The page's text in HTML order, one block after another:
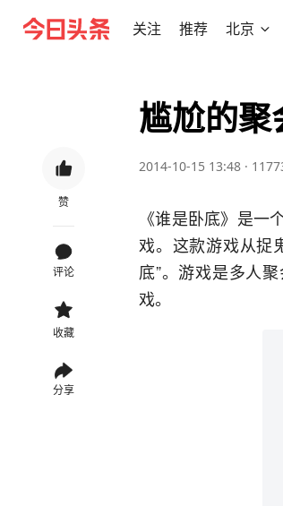
关注 推荐 北京
赞
评论
收藏
分享
尴尬的聚
2014-10-15 13:48 ·
《谁是卧底》是
戏。这款游戏从捉
底”。游戏是多人
戏。